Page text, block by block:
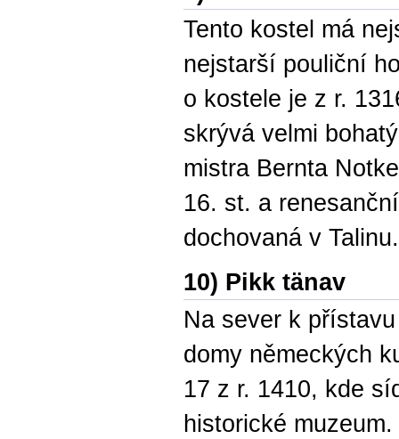
Tento kostel má
nejstarší pouliční
o kostele je z r.
skrývá velmi
mistra Bernta
16. st. a
dochovaná v Talinu.
10) Pikk tänav
Na sever k
domy německých
17 z r. 1410, kde
historické